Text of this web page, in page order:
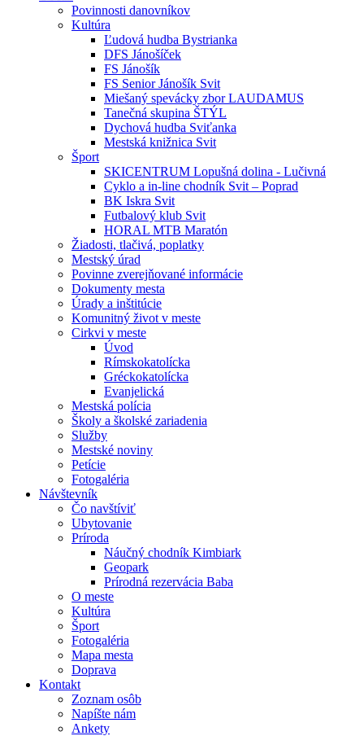
Povinnosti danovníkov
Kultúra
Ľudová hudba Bystrianka
DFS Jánošíček
FS Jánošík
FS Senior Jánošík Svit
Miešaný spevácky zbor LAUDAMUS
Tanečná skupina ŠTÝL
Dychová hudba Sviťanka
Mestská knižnica Svit
Šport
SKICENTRUM Lopušná dolina - Lučivná
Cyklo a in-line chodník Svit – Poprad
BK Iskra Svit
Futbalový klub Svit
HORAL MTB Maratón
Žiadosti, tlačivá, poplatky
Mestský úrad
Povinne zverejňované informácie
Dokumenty mesta
Úrady a inštitúcie
Komunitný život v meste
Cirkvi v meste
Úvod
Rímskokatolícka
Gréckokatolícka
Evanjelická
Mestská polícia
Školy a školské zariadenia
Služby
Mestské noviny
Petície
Fotogaléria
Návštevník
Čo navštíviť
Ubytovanie
Príroda
Náučný chodník Kimbiark
Geopark
Prírodná rezervácia Baba
O meste
Kultúra
Šport
Fotogaléria
Mapa mesta
Doprava
Kontakt
Zoznam osôb
Napíšte nám
Ankety